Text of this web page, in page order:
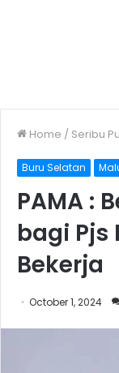
Home / Seribu
Buru Selatan
PAMA :
bagi Pjs
Bekerja
October 1, 2024